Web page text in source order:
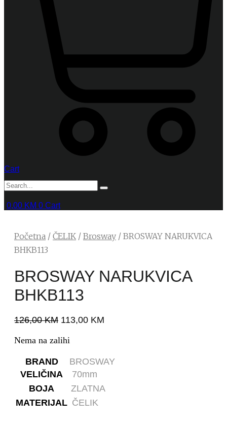
Cart
0,00 KM 0 Cart
Početna / ČELIK / Brosway / BROSWAY NARUKVICA
BHKB113
BROSWAY NARUKVICA
BHKB113
126,00KM 113,00 KM
Nema na zalihi
BRAND
BROSWAY
VELIČINA
70mm
BOJA
ZLATNA
MATERIJAL ČELIK